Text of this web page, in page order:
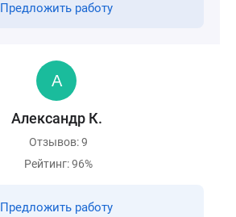
Предложить работу
Александр К.
Отзывов: 9
Рейтинг: 96%
Предложить работу